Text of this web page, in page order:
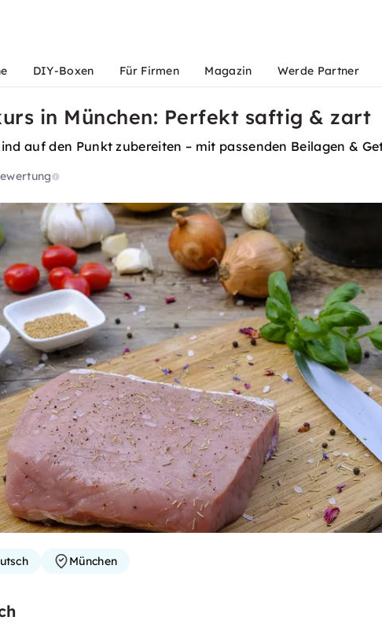
DIY-Boxen Für Firmen Magazin Werde Partner
in München: Perfekt saftig & zart
auf den Punkt zubereiten – mit passenden Beilagen &
München